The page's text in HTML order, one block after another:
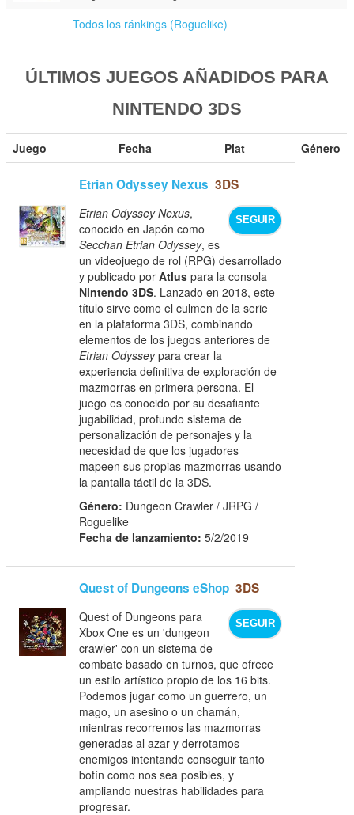
Todos los ránkings (Roguelike)
ÚLTIMOS JUEGOS AÑADIDOS PARA
NINTENDO 3DS
Juego Fecha Plat Género
Etrian Odyssey Nexus 3DS
SEGUIR
Etrian Odyssey Nexus,
conocido en Japón como
Secchan Etrian Odyssey, es
un videojuego de rol (RPG) desarrollado
y publicado porAtlus para la consola
Nintendo 3DS. Lanzado en 2018, este
título sirve como el culmen de la serie
en la plataforma 3DS, combinando
elementos de los juegos anteriores de
Etrian Odysseypara crear la
experiencia definitiva de exploración de
mazmorras en primera persona. El
juego es conocido por su desafiante
jugabilidad, profundo sistema de
personalización de personajes y la
necesidad de que los jugadores
mapeen sus propias mazmorras usando
la pantalla táctil de la 3DS.
Género: Dungeon Crawler / JRPG /
Roguelike
Fecha de lanzamiento: 5/2/2019
Quest of Dungeons eShop 3DS
SEGUIR
Quest of Dungeons para
Xbox One es un 'dungeon
crawler' con un sistema de
combate basado en turnos, que ofrece
un estilo artístico propio de los 16 bits.
Podemos jugar como un guerrero, un
mago, un asesino o un chamán,
mientras recorremos las mazmorras
generadas al azar y derrotamos
enemigos intentando conseguir tanto
botín como nos sea posibles, y
ampliando nuestras habilidades para
progresar.